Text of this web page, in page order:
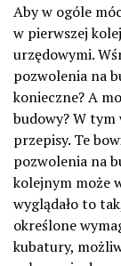
Aby w ogóle
w pierwszej
urzędowymi.
pozwolenia na
konieczne? A
budowy? W
przepisy. Te
pozwolenia na
kolejnym może
wyglądało to
określone
kubatury,